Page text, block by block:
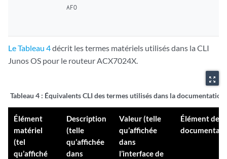
AFO
Le Tableau 4décrit les termes matériels utilisés dans la CLI
Junos OS pour le routeur ACX7024X.
zoom_out_map
Tableau 4 : Équivalents CLI des termes utilisés dans la
Élément
matériel
(tel
qu’affiché
Description
(telle
qu’affichée
dans
Valeur (telle
qu’affichée
dans
l’interface de
Élément de la